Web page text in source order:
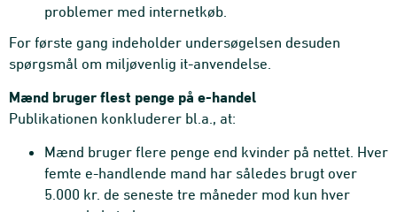
problemer med internetkøb.
For første gang indeholder undersøgelsen desuden
spørgsmål om miljøvenlig it-anvendelse.
Mænd bruger flest penge på e-handel
Publikationen konkluderer bl.a., at:
Mænd bruger flere penge end kvinder på nettet. Hver
femte e-handlende mand har således brugt over
5.000 kr. de seneste tre måneder mod kun hver